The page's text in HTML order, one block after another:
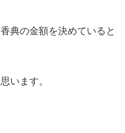
典の金額を決めていると
います。